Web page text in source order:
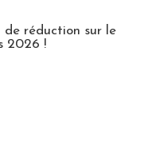
de réduction sur le
2026 !